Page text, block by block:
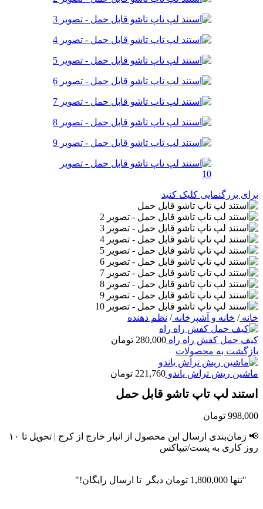
برای بزرگنمایی کلیک کنید
خانه/ خانه و آشپزخانه/ نظم دهنده
کیف حمل کفش راه راه 280,000 تومان
بازگشت به محصولات
ماشین ریش تراش یاندو 221,760 تومان
استند لپ تاپ تاشو قابل حمل
998,000 تومان
📢 زمان‌بندی ارسال این محصول از انبار خارج از کرج | تحویل تا ۱۰
روز کاری به پست/تیپاکس
"تنها 1,800,000 تومان دیگر تا ارسال رایگان!"